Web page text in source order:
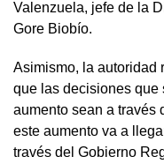
Valenzuela, jefe de la
Gore Biobío.
Asimismo, la autoridad
que las decisiones que
aumento sean a través
este aumento va a
través del Gobierno